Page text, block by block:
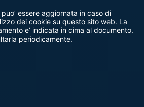
essere aggiornata in caso di
dei cookie su questo sito web. La
e’ indicata in cima al documento.
periodicamente.